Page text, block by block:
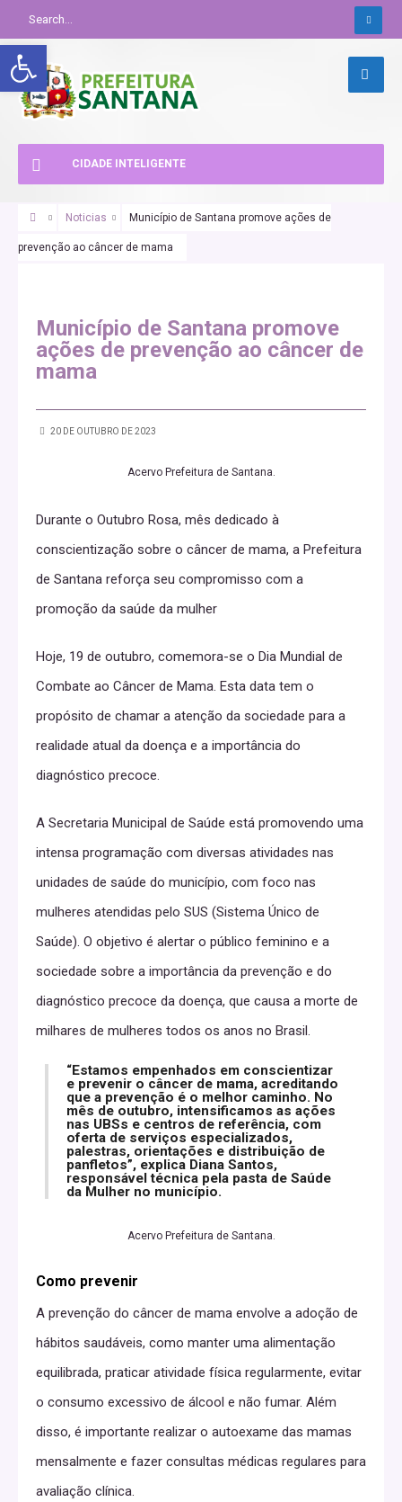
Abrir a barra de ferramentas
CIDADE INTELIGENTE
Noticias Município de Santana promove ações de
prevenção ao câncer de mama
Município de Santana promove
ações de prevenção ao câncer de
mama
20 DE OUTUBRO DE 2023
Acervo Prefeitura de Santana.
Durante o Outubro Rosa, mês dedicado à
conscientização sobre o câncer de mama, a Prefeitura
de Santana reforça seu compromisso com a
promoção da saúde da mulher
Hoje, 19 de outubro, comemora-se o Dia Mundial de
Combate ao Câncer de Mama. Esta data tem o
propósito de chamar a atenção da sociedade para a
realidade atual da doença e a importância do
diagnóstico precoce.
A Secretaria Municipal de Saúde está promovendo uma
intensa programação com diversas atividades nas
unidades de saúde do município, com foco nas
mulheres atendidas pelo SUS (Sistema Único de
Saúde). O objetivo é alertar o público feminino e a
sociedade sobre a importância da prevenção e do
diagnóstico precoce da doença, que causa a morte de
milhares de mulheres todos os anos no Brasil.
“Estamos empenhados em conscientizar
e prevenir o câncer de mama, acreditando
que a prevenção é o melhor caminho. No
mês de outubro, intensificamos as ações
nas UBSs e centros de referência, com
oferta de serviços especializados,
palestras, orientações e distribuição de
panfletos”, explica Diana Santos,
responsável técnica pela pasta de Saúde
da Mulher no município.
Acervo Prefeitura de Santana.
Como prevenir
A prevenção do câncer de mama envolve a adoção de
hábitos saudáveis, como manter uma alimentação
equilibrada, praticar atividade física regularmente, evitar
o consumo excessivo de álcool e não fumar. Além
disso, é importante realizar o autoexame das mamas
mensalmente e fazer consultas médicas regulares para
avaliação clínica.